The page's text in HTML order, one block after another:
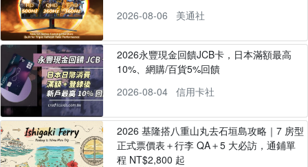
2026-08-06
美通社
2026永豐現金回饋JCB卡，日本滿額最高
10%、網購/百貨5%回饋
2026-08-04
信用卡社
2026 基隆搭八重山丸去石垣島攻略｜7 房型
正式票價表＋行李 QA＋5 大必訪，通鋪單
程 NT$2,800 起